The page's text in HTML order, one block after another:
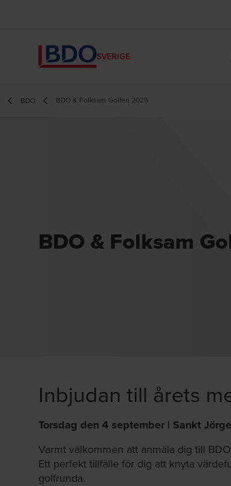
SVERIGE
BDO BDO & Folksam Golfen 2025
BDO & Folksam
Inbjudan till årets
Torsdag den 4 september | Sankt
Varmt välkommen att anmäla dig till
Ett perfekt tillfälle för dig att knyta
golfrunda.